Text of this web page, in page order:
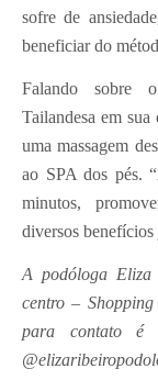
sofre de
beneficiar do
Falando sobre
Tailandesa em
uma massagem
ao SPA dos pés.
minutos,
diversos
A podóloga Eliza
centro –
para contato é